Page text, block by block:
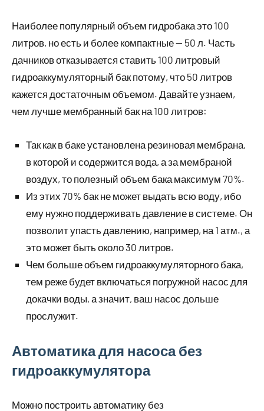
Наиболее популярный объем гидробака это 100
литров, но есть и более компактные — 50 л. Часть
дачников отказывается ставить 100 литровый
гидроаккумуляторный бак потому, что 50 литров
кажется достаточным объемом. Давайте узнаем,
чем лучше мембранный бак на 100 литров:
Так как в баке установлена резиновая мембрана,
в которой и содержится вода, а за мембраной
воздух, то полезный объем бака максимум 70%.
Из этих 70% бак не может выдать всю воду, ибо
ему нужно поддерживать давление в системе. Он
позволит упасть давлению, например, на 1 атм., а
это может быть около 30 литров.
Чем больше объем гидроаккумуляторного бака,
тем реже будет включаться погружной насос для
докачки воды, а значит, ваш насос дольше
прослужит.
Автоматика для насоса без
гидроаккумулятора
Можно построить автоматику без